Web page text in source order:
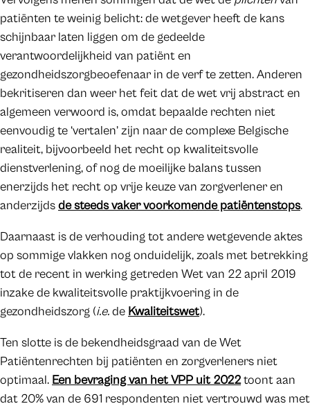
patiënten te weinig belicht: de wetgever heeft de kans
schijnbaar laten liggen om de gedeelde
verantwoordelijkheid van patiënt en
gezondheidszorgbeoefenaar in de verf te zetten. Anderen
bekritiseren dan weer het feit dat de wet vrij abstract en
algemeen verwoord is, omdat bepaalde rechten niet
eenvoudig te ‘vertalen’ zijn naar de complexe Belgische
realiteit, bijvoorbeeld het recht op kwaliteitsvolle
dienstverlening, of nog de moeilijke balans tussen
enerzijds het recht op vrije keuze van zorgverlener en
anderzijdsde steeds vaker voorkomende patiëntenstops.
Daarnaast is de verhouding tot andere wetgevende aktes
op sommige vlakken nog onduidelijk, zoals met betrekking
tot de recent in werking getreden Wet van 22 april 2019
inzake de kwaliteitsvolle praktijkvoering in de
gezondheidszorg (i.e.de Kwaliteitswet).
Ten slotte is de bekendheidsgraad van de Wet
Patiëntenrechten bij patiënten en zorgverleners niet
optimaal. Een bevraging van het VPP uit 2022toont aan
dat 20% van de 691 respondenten niet vertrouwd was met